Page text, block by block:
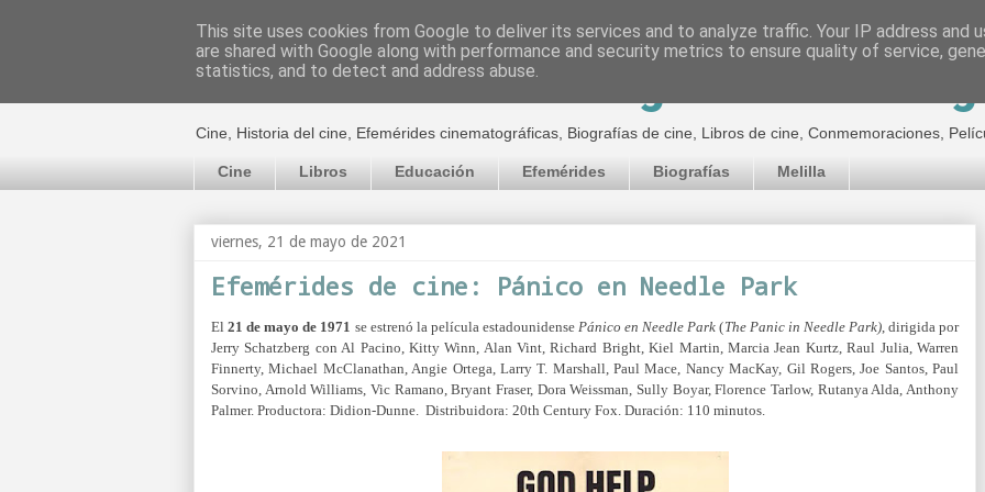
El cultural cinematográfico de Jorge
Cine, Historia del cine, Efemérides cinematográficas, Biografías de cine, Libros de cine, Conmemoraciones,
Cine Libros Educación Efemérides Biografías Melilla
viernes, 21 de mayo de 2021
Efemérides de cine: Pánico en Needle Park
El21 de mayo de 1971 se estrenó la película estadounidense Pánico en Needle Park (The Panic in Needle Park), dirigida por
Jerry Schatzberg con Al Pacino, Kitty Winn, Alan Vint, Richard Bright, Kiel Martin, Marcia Jean Kurtz, Raul Julia, Warren
Finnerty, Michael McClanathan, Angie Ortega, Larry T. Marshall, Paul Mace, Nancy MacKay, Gil Rogers, Joe Santos, Paul
Sorvino, Arnold Williams, Vic Ramano, Bryant Fraser, Dora Weissman, Sully Boyar, Florence Tarlow, Rutanya Alda, Anthony
Palmer. Productora: Didion-Dunne. Distribuidora: 20th Century Fox. Duración: 110 minutos.
This site uses cookies from Google to deliver its services and to analyze traffic. Your IP address and
are shared with Google along with performance and security metrics to ensure quality of service,
statistics, and to detect and address abuse.